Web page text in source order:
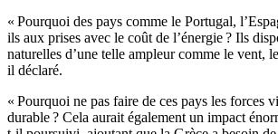
« Pourquoi des pays comme le Portugal,
ils aux prises avec le coût de l’énergie ? Ils
naturelles d’une telle ampleur comme le vent,
il déclaré.
« Pourquoi ne pas faire de ces pays les forces
durable ? Cela aurait également un impact